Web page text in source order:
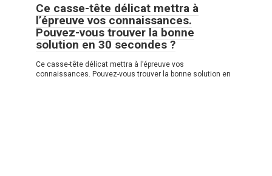
Ce casse-tête délicat mettra à
l’épreuve vos connaissances.
Pouvez-vous trouver la bonne
solution en 30 secondes ?
Ce casse-tête délicat mettra à l’épreuve vos
connaissances. Pouvez-vous trouver la bonne solution en